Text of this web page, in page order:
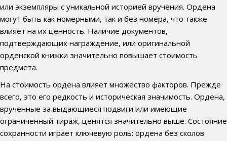
или экземпляры с уникальной историей вручения. Ордена
могут быть как номерными, так и без номера, что также
влияет на их ценность. Наличие документов,
подтверждающих награждение, или оригинальной
орденской книжки значительно повышает стоимость
предмета.
На стоимость ордена влияет множество факторов. Прежде
всего, это его редкость и историческая значимость. Ордена,
врученные за выдающиеся подвиги или имеющие
ограниченный тираж, ценятся значительно выше. Состояние
сохранности играет ключевую роль: ордена без сколов